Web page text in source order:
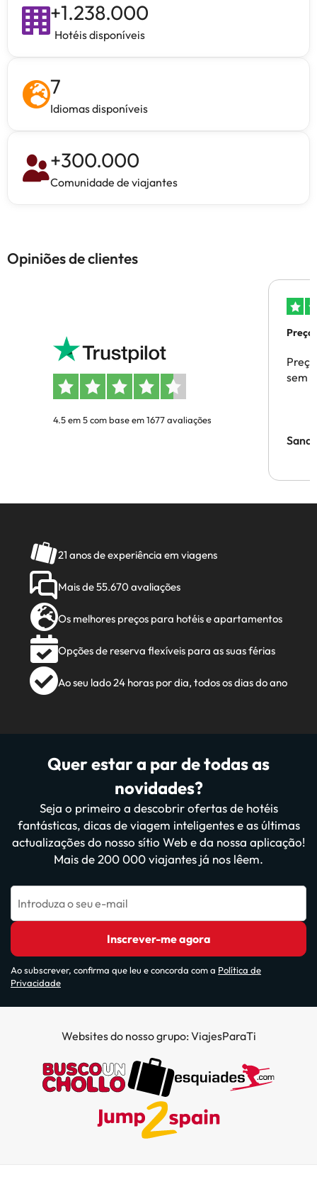
+1.238.000
Hotéis disponíveis
7
Idiomas disponíveis
+300.000
Comunidade de viajantes
Opiniões de clientes
4.5 em 5 com base em 1677 avaliações
sem
21 anos de experiência em viagens
Mais de 55.670 avaliações
Os melhores preços para hotéis e apartamentos
Opções de reserva flexíveis para as suas férias
Ao seu lado 24 horas por dia, todos os dias do ano
Quer estar a par de todas as
novidades?
Seja o primeiro a descobrir ofertas de hotéis
fantásticas, dicas de viagem inteligentes e as últimas
actualizações do nosso sítio Web e da nossa aplicação!
Mais de 200 000 viajantes já nos lêem.
Introduza o seu e-mail
Inscrever-me agora
Ao subscrever, confirma que leu e concorda com a Política de
Privacidade
Websites do nosso grupo: ViajesParaTi